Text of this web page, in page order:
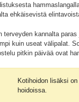
ehkäisevistä
terveyden kannalta
kuin useat välipalat.
pitkin päivää ovat
Kotihoidon lisäksi
hoidoissa.